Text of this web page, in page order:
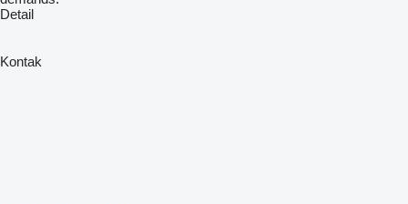
Detail
Kontak